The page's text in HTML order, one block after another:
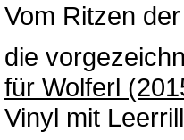
Vom Ritzen
die
für Wolferl
Vinyl mit